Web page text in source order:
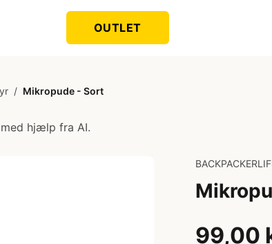
OUTLET
/ Mikropude - Sort
hjælp fra AI.
99,00